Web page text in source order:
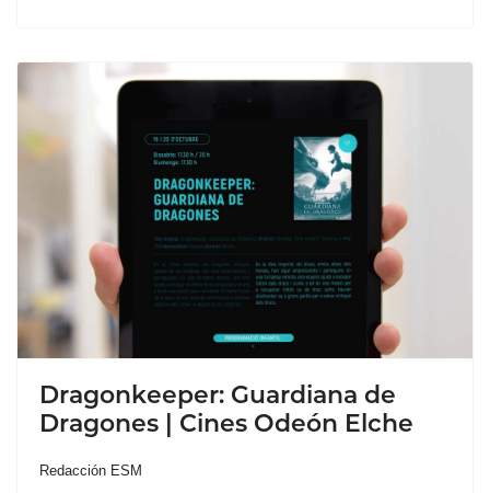
Dragonkeeper: Guardiana de
Dragones | Cines Odeón Elche
Redacción ESM